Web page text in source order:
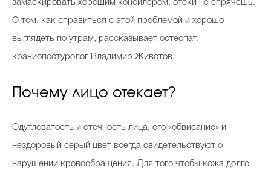
Выбор визажистов
Хит недели от визажиста
замаскировать хорошим консилером, отеки не спрячешь.
О том, как справиться с этой проблемой и хорошо
выглядеть по утрам, рассказывает остеопат,
краниопостуролог Владимир Животов.
Почему лицо отекает?
Одутловатость и отечность лица, его «обвисание» и
нездоровый серый цвет всегда свидетельствуют о
нарушении кровообращения. Для того чтобы кожа долго